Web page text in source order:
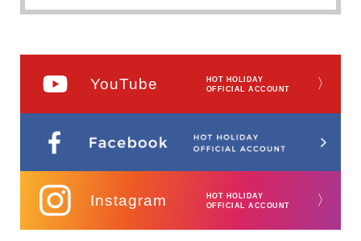
YouTube
HOT HOLIDAY
OFFICIAL ACCOUNT
〉
Instagram
HOT HOLIDAY
OFFICIAL ACCOUNT
〉